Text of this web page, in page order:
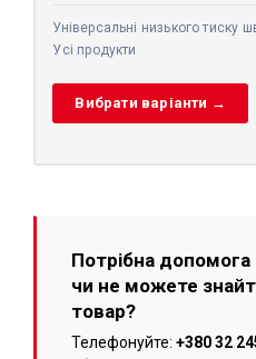
Універсальні низького тиску
Усі продукти
Вибрати варіанти →
Потрібна допомога
чи не можете
товар?
Телефонуйте: +380 32